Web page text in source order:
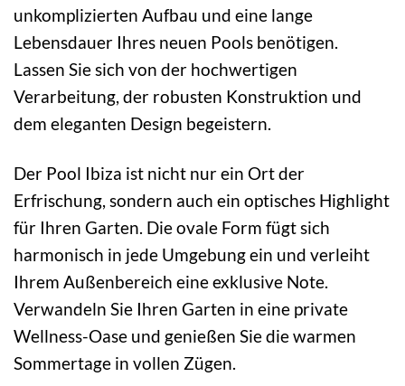
unkomplizierten Aufbau und eine lange
Lebensdauer Ihres neuen Pools benötigen.
Lassen Sie sich von der hochwertigen
Verarbeitung, der robusten Konstruktion und
dem eleganten Design begeistern.
Der Pool Ibiza ist nicht nur ein Ort der
Erfrischung, sondern auch ein optisches Highlight
für Ihren Garten. Die ovale Form fügt sich
harmonisch in jede Umgebung ein und verleiht
Ihrem Außenbereich eine exklusive Note.
Verwandeln Sie Ihren Garten in eine private
Wellness-Oase und genießen Sie die warmen
Sommertage in vollen Zügen.